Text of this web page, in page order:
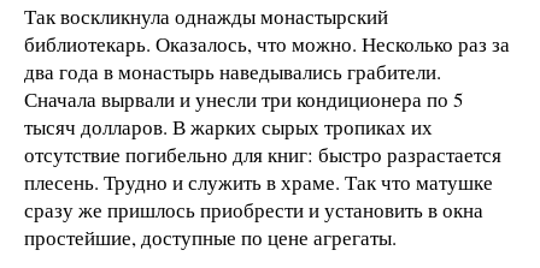
Так воскликнула однажды монастырский
библиотекарь. Оказалось, что можно. Несколько раз за
два года в монастырь наведывались грабители.
Сначала вырвали и унесли три кондиционера по 5
тысяч долларов. В жарких сырых тропиках их
отсутствие погибельно для книг: быстро разрастается
плесень. Трудно и служить в храме. Так что матушке
сразу же пришлось приобрести и установить в окна
простейшие, доступные по цене агрегаты.